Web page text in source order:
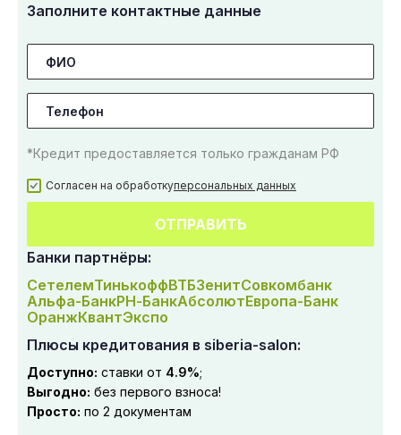
Заполните контактные данные
*Кредит предоставляется только гражданам РФ
Согласен на обработкуперсональных данных
ОТПРАВИТЬ
Банки партнёры:
СетелемТинькоффВТБЗенитСовкомбанк
Альфа-БанкРН-БанкАбсолютЕвропа-Банк
ОранжКвантЭкспо
Плюсы кредитования в siberia-salon:
Доступно: ставки от 4.9%;
Выгодно: без первого взноса!
Просто: по 2 документам